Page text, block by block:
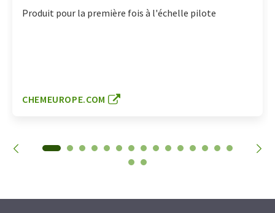
Produit pour la première fois à l'échelle pilote
CHEMEUROPE.COM